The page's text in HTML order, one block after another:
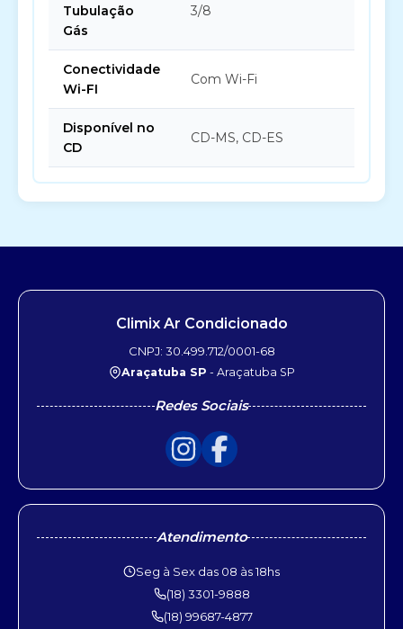
Tubulação
Gás
3/8
Conectividade
Wi-FI
Com Wi-Fi
Disponível no
CD
CD-MS, CD-ES
Climix Ar Condicionado
CNPJ: 30.499.712/0001-68
Araçatuba SP - Araçatuba SP
Redes Sociais
Atendimento
Seg à Sex das 08 às 18hs
(18) 3301-9888
(18) 99687-4877